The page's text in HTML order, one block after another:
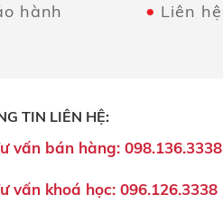
hành
Liên hệ
TIN LIÊN HỆ:
vấn bán hàng: 098.136.3338
vấn khoá học: 096.126.3338